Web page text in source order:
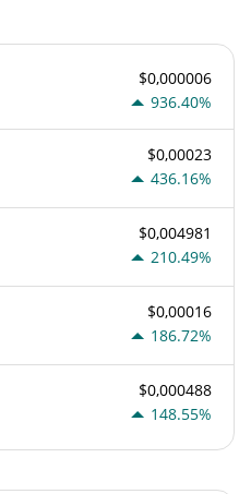
$0,000006
936.40%
$0,00023
436.16%
$0,004981
210.49%
$0,00016
186.72%
$0,000488
148.55%